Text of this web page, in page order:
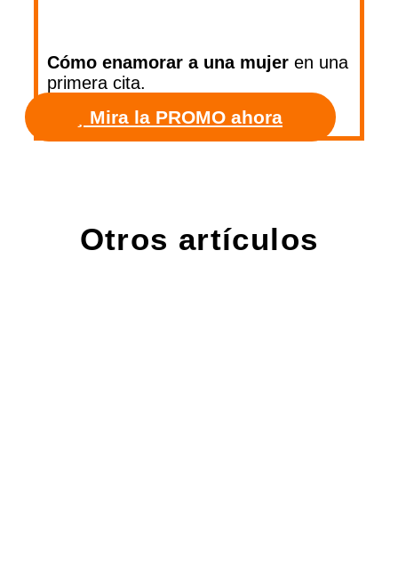
Cómo enamorar a una mujer en una
primera cita.
Mira la PROMO ahora
Otros artículos